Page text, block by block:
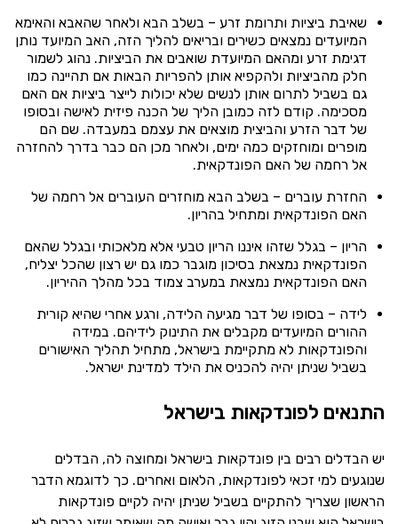
שאיבת ביציות ותרומת זרע – בשלב הבא ולאחר שהאבא והאימא
המיועדים נמצאים כשירים ובריאים להליך הזה, האב המיועד נותן
דגימת זרע ומהאם המיועדת שואבים את הביציות. נהוג לשמור
חלק מהביציות ולהקפיא אותן להפריות הבאות אם תהיינה כמו
גם בשביל לתרום אותן לנשים שלא יכולות לייצר ביציות אם האם
מסכימה. קודם לזה כמובן הליך של הכנה פיזית לאישה ובסופו
של דבר הזרע והביצית מוצאים את עצמם במעבדה. שם הם
מופרים ומוחזקים כמה ימים, ולאחר מכן הם כבר בדרך להחזרה
אל רחמה של האם הפונדקאית.
החזרת עוברים – בשלב הבא מוחזרים העוברים אל רחמה של
האם הפונדקאית ומתחיל בהריון.
הריון – בגלל שזהו איננו הריון טבעי אלא מלאכותי ובגלל שהאם
הפונדקאית נמצאת בסיכון מוגבר כמו גם יש רצון שהכל יצליח,
האם הפונדקאית נמצאת במערב צמוד בכל מהלך ההיריון.
לידה – בסופו של דבר מגיעה הלידה, ורגע אחרי שהיא קורית
ההורים המיועדים מקבלים את התינוק לידיהם. במידה
והפונדקאות לא מתקיימת בישראל, מתחיל תהליך האישורים
בשביל שניתן יהיה להכניס את הילד למדינת ישראל.
התנאים לפונדקאות בישראל
יש הבדלים רבים בין פונדקאות בישראל ומחוצה לה, הבדלים
שנוגעים למי זכאי לפונדקאות, הלאום ואחרים. כך לדוגמא הדבר
הראשון שצריך להתקיים בשביל שניתן יהיה לקיים פונדקאות